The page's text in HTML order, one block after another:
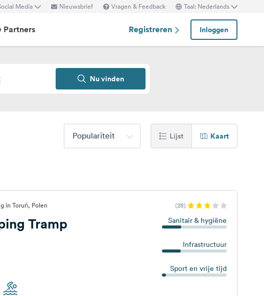
Media Nieuwsbrief Vragen & Feedback Taal: Nederlands
Partners Registreren Inloggen
Nu vinden
Populariteit Lijst Kaart
in Toruń, Polen (28)
Tramp Sanitair & hygiëne
Infrastructuur
Sport en vrije tijd